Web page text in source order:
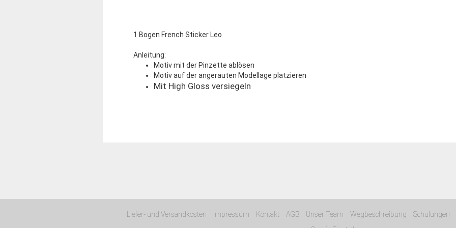
1 Bogen French Sticker Leo
Anleitung:
Motiv mit der Pinzette ablösen
Motiv auf der angerauten Modellage platzieren
Mit High Gloss versiegeln
Liefer- und Versandkosten Impressum Kontakt AGB Unser Team Wegbeschreibung Schulungen